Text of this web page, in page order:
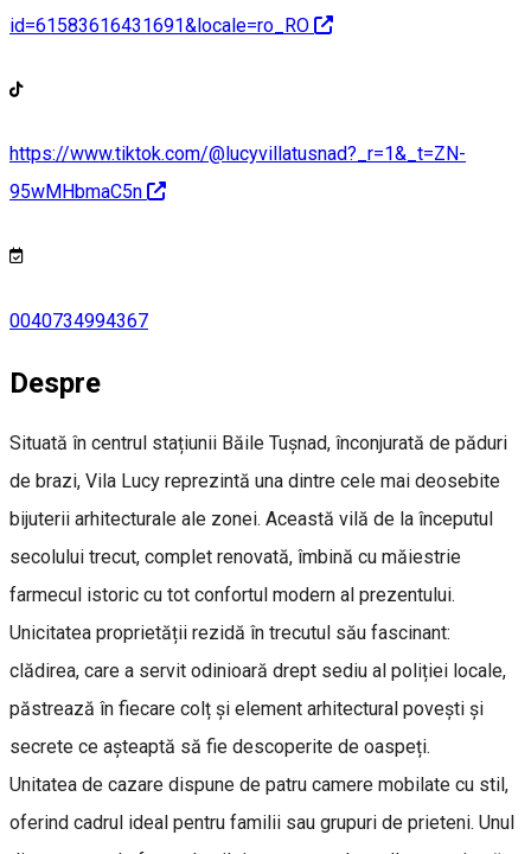
id=61583616431691&locale=ro_RO
https://www.tiktok.com/@lucyvillatusnad?_r=1&_t=ZN-
95wMHbmaC5n
0040734994367
Despre
Situată în centrul stațiunii Băile Tușnad, înconjurată de păduri
de brazi, Vila Lucy reprezintă una dintre cele mai deosebite
bijuterii arhitecturale ale zonei. Această vilă de la începutul
secolului trecut, complet renovată, îmbină cu măiestrie
farmecul istoric cu tot confortul modern al prezentului.
Unicitatea proprietății rezidă în trecutul său fascinant:
clădirea, care a servit odinioară drept sediu al poliției locale,
păstrează în fiecare colț și element arhitectural povești și
secrete ce așteaptă să fie descoperite de oaspeți.
Unitatea de cazare dispune de patru camere mobilate cu stil,
oferind cadrul ideal pentru familii sau grupuri de prieteni. Unul